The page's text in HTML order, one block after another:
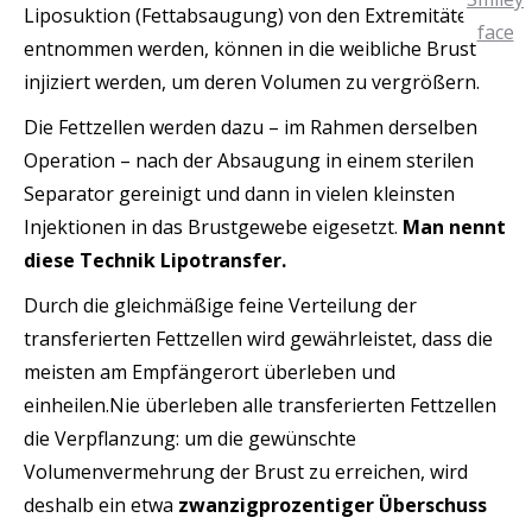
Liposuktion (Fettabsaugung) von den Extremitäten
entnommen werden, können in die weibliche Brust
injiziert werden, um deren Volumen zu vergrößern.
Die Fettzellen werden dazu – im Rahmen derselben
Operation – nach der Absaugung in einem sterilen
Separator gereinigt und dann in vielen kleinsten
Injektionen in das Brustgewebe eigesetzt. Man nennt
diese Technik Lipotransfer.
Durch die gleichmäßige feine Verteilung der
transferierten Fettzellen wird gewährleistet, dass die
meisten am Empfängerort überleben und
einheilen.Nie überleben alle transferierten Fettzellen
die Verpflanzung: um die gewünschte
Volumenvermehrung der Brust zu erreichen, wird
deshalb ein etwa zwanzigprozentiger Überschuss